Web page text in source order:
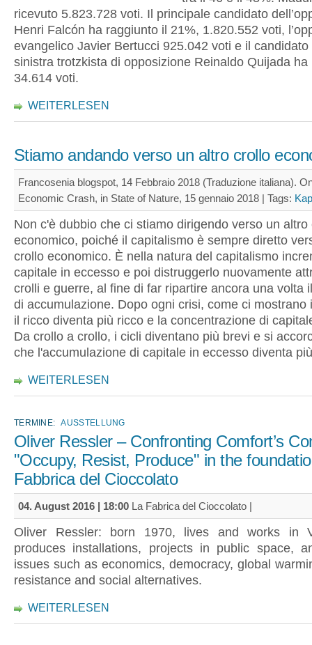
ricevuto 5.823.728 voti. Il principale candidato
Henri Falcón ha raggiunto il 21%, 1.820.552 voti,
evangelico Javier Bertucci 925.042 voti e il candidato
sinistra trotzkista di opposizione Reinaldo Quijada ha
34.614 voti.
WEITERLESEN
Stiamo andando verso un altro crollo
Francosenia blogspot, 14 Febbraio 2018 (Traduzione italiana).
Economic Crash, in State of Nature, 15 gennaio 2018 | Tags:
Non c'è dubbio che ci stiamo dirigendo verso un altro
economico, poiché il capitalismo è sempre diretto
crollo economico. È nella natura del capitalismo
capitale in eccesso e poi distruggerlo nuovamente
crolli e guerre, al fine di far ripartire ancora una volta
di accumulazione. Dopo ogni crisi, come ci mostrano
il ricco diventa più ricco e la concentrazione di
Da crollo a crollo, i cicli diventano più brevi e si
che l'accumulazione di capitale in eccesso diventa
WEITERLESEN
TERMINE: AUSSTELLUNG
Oliver Ressler – Confronting Comfort’s
"Occupy, Resist, Produce" in the
Fabbrica del Cioccolato
04. August 2016 | 18:00 La Fabrica del Cioccolato |
Oliver Ressler: born 1970, lives and works in
produces installations, projects in public space,
issues such as economics, democracy, global
resistance and social alternatives.
WEITERLESEN